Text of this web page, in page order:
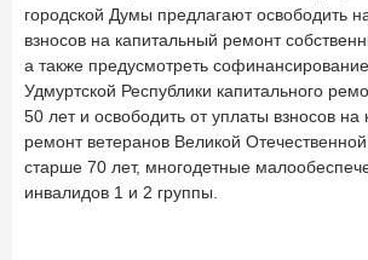
городской Думы предлагают освободить
взносов на капитальный ремонт
а также предусмотреть
Удмуртской Республики капитального
50 лет и освободить от уплаты взносов на
ремонт ветеранов Великой
старше 70 лет, многодетные
инвалидов 1 и 2 группы.